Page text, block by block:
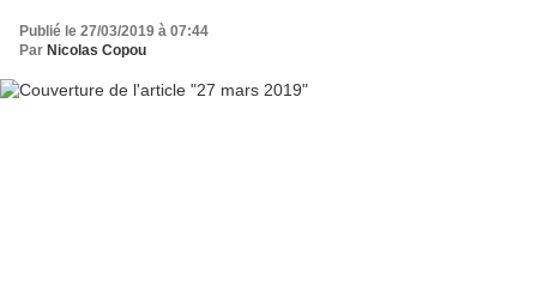
Publié le 27/03/2019 à 07:44
Par Nicolas Copou